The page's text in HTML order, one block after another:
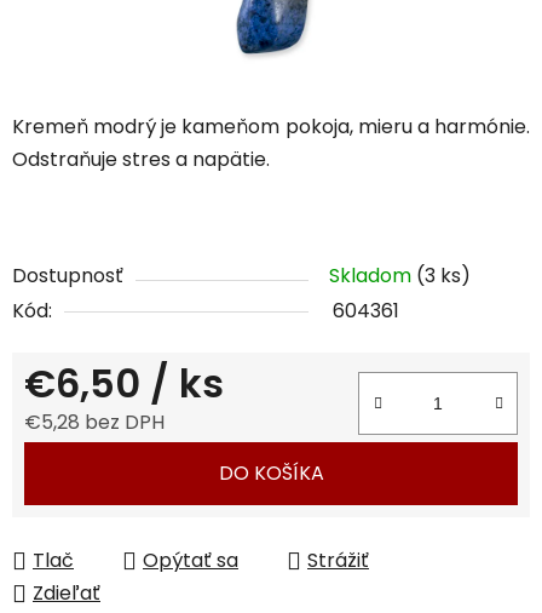
Kremeň modrý je kameňom pokoja, mieru a harmónie.
Odstraňuje stres a napätie.
Dostupnosť Skladom (3 ks)
Kód:
604361
€6,50 / ks
€5,28 bez DPH
DO KOŠÍKA
Tlač Opýtať sa
Strážiť
Zdieľať